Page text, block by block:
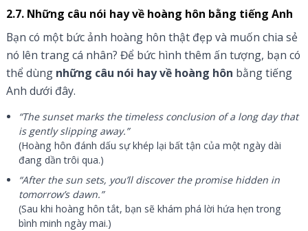
2.7. Những câu nói hay về hoàng hôn bằng tiếng Anh
Bạn có một bức ảnh hoàng hôn thật đẹp và muốn chia sẻ
nó lên trang cá nhân? Để bức hình thêm ấn tượng, bạn có
thể dùng những câu nói hay về hoàng hôn bằng tiếng
Anh dưới đây.
“The sunset marks the timeless conclusion of a long day that
is gently slipping away.”
(Hoàng hôn đánh dấu sự khép lại bất tận của một ngày dài
đang dần trôi qua.)
“After the sun sets, you’ll discover the promise hidden in
tomorrow’s dawn.”
(Sau khi hoàng hôn tắt, bạn sẽ khám phá lời hứa hẹn trong
bình minh ngày mai.)